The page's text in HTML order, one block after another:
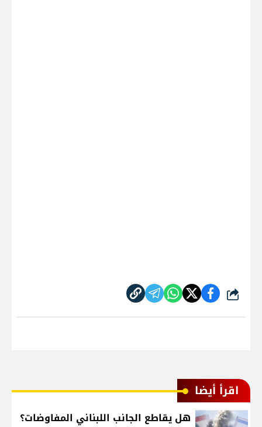
شارك
اقرأ أيضا
هل يقاطع الجانب اللبناني المفاوضات؟